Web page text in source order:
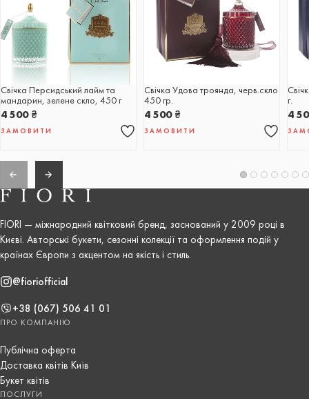
Свічка Персидський лайм та
мандарин, зелене скло, 450 г
4 500 ₴
ЗАМОВИТИ
Свічка Удова троянда, черв.скло
450 гр.
4 500 ₴
ЗАМОВИТИ
г.
4
FIORI — міжнародний квітковий бренд, заснований у 2009 році в
Києві. Авторські букети, сезонні колекції та оформлення подій у
країнах Європи з акцентом на якість і стиль.
@fioriofficial
+38 (067) 506 41 01
ПРО КОМПАНІЮ
Публічна оферта
Доставка квітів Київ
Букет квітів
ПОСЛУГИ